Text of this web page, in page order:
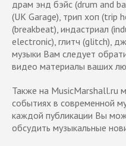
драм энд бэйс (drum and
(UK Garage), трип хоп (trip
(breakbeat), индастриал
electronic), глитч (glitch),
музыки Вам следует
видео материалы ваших
Также на MusicMarshall.ru
событиях в современной
каждой публикации Вы
обсудить музыкальные